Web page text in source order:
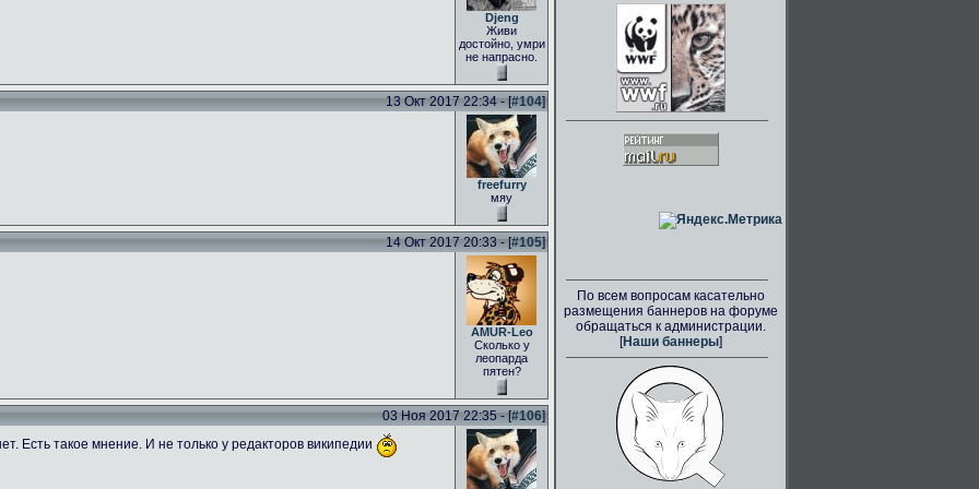
Djeng
Живи
достойно, умри
не напрасно.
13 Окт 2017 22:34 - [#104]
freefurry
мяу
14 Окт 2017 20:33 - [#105]
AMUR-Leo
Сколько у
леопарда
пятен?
03 Ноя 2017 22:35 - [#106]
Есть такое мнение. И не только у редакторов википедии
По всем вопросам касательно
размещения баннеров на форуме
обращаться к администрации.
[Наши баннеры]